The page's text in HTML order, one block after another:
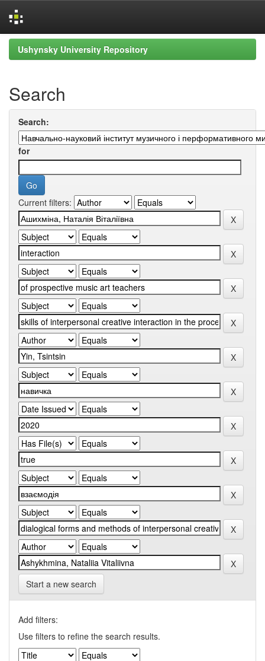
Skip
navigation
Ushynsky University Repository
Search
Search:
for
Current filters:
Start a new search
Add filters:
Use filters to refine the search results.